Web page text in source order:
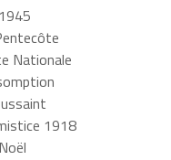
Nationale
1918